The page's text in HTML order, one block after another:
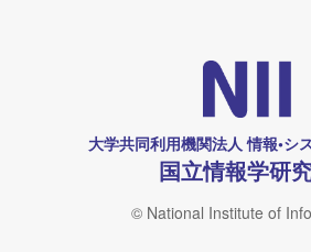
大学共同利用機関法人 情報•シ
国立情報学研
© National Institute of